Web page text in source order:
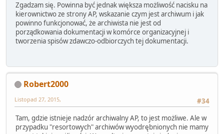
Zgadzam się. Powinna być jednak większa możliwość nacisku na
kierownictwo ze strony AP, wskazanie czym jest archiwum i jak
powinno funkcjonować, że archiwista nie jest od
porządkowania dokumentacji w komórce organizacyjnej i
tworzenia spisów zdawczo-odbiorczych tej dokumentacji.
Robert2000
#34
Listopad 27, 2015,
Tam, gdzie istnieje nadzór archiwalny AP, to jest możliwe. Ale w
przypadku "resortowych" archiwów wyodrębnionych nie mamy